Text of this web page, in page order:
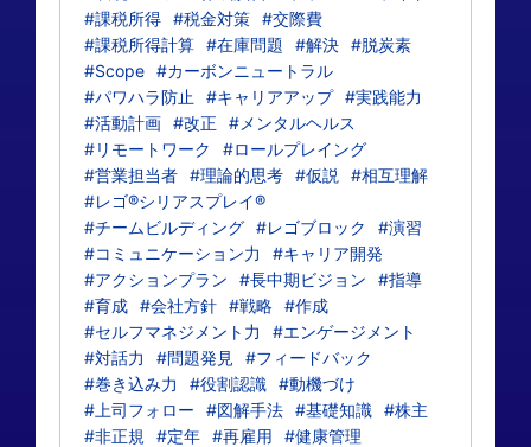
#課税所得 #税金対策 #交際費
#課税所得計算 #在庫問題 #解決 #脱炭素
#Scope #カーボンニュートラル
#パワハラ防止
#キャリアアップ #実践能力
#活動計画 #改正
#メンタルヘルス
#リモートワーク
#ロールプレイング
#営業担当者 #理論的思考 #仮説
#相互理解
#レゴ®シリアスプレイ®
#チームビルディング #レゴブロック
#演習
#コミュニケーション力
#キャリア開発
#アクションプラン
#長中期ビジョン
#指導
#育成 #会社方針 #戦略 #作成
#セルフマネジメント力
#エンゲージメント
#対話力
#問題発見
#フィードバック
#巻き込み力
#役割認識 #動機づけ
#上司フォロー
#図解手法 #基礎知識 #株主
#非正規
#定年 #再雇用
#健康管理